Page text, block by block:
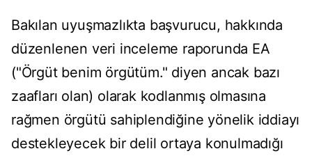
Bakılan uyuşmazlıkta başvurucu, hakkında
düzenlenen veri inceleme raporunda EA
("Örgüt benim örgütüm." diyen ancak bazı
zaafları olan) olarak kodlanmış olmasına
rağmen örgütü sahiplendiğine yönelik iddiayı
destekleyecek bir delil ortaya konulmadığı